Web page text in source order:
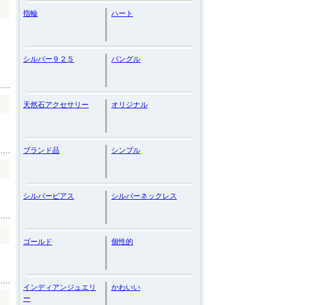
指輪 ハート
シルバー９２５ バングル
天然石アクセサリー オリジナル
ブランド品 シンプル
シルバーピアス シルバーネックレス
ゴールド 個性的
インディアンジュエリ
ー
かわいい